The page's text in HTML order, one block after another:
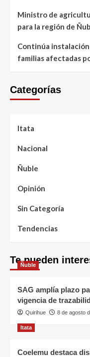
Ministro de
para la región de
Continúa
familias afectadas
Categorías
Itata
Nacional
Ñuble
Opinión
Sin Categoría
Tendencias
Te pueden
Ñuble
SAG amplía plazo
vigencia de
Quirihue 8 de agosto
Itata
Coelemu destaca